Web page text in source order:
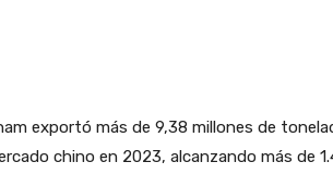
exportó más de 9,38 millones de
chino en 2023, alcanzando más de